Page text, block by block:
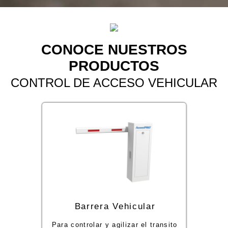
CONOCE NUESTROS
PRODUCTOS
CONTROL DE ACCESO VEHICULAR